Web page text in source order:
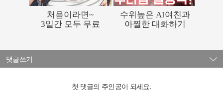
댓글쓰기
첫 댓글의 주인공이 되세요.